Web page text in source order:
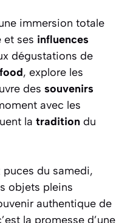
immersion totale
et ses influences
dégustations de
, explore les
des souvenirs
avec les
la tradition du
puces du samedi,
objets pleins
authentique de
la promesse d’une